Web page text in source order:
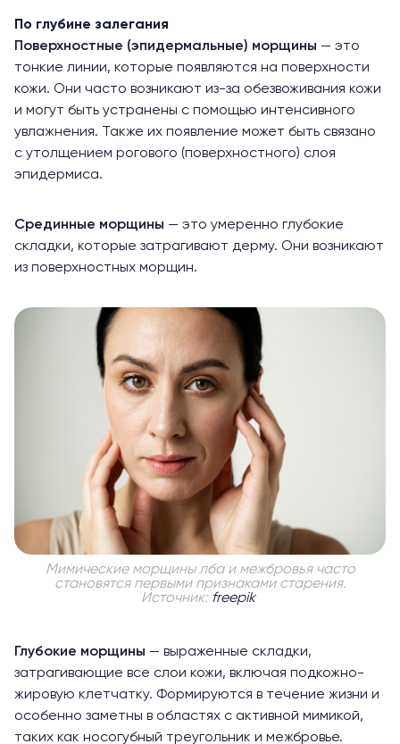
По глубине залегания
Поверхностные (эпидермальные) морщины — это
тонкие линии, которые появляются на поверхности
кожи. Они часто возникают из-за обезвоживания кожи
и могут быть устранены с помощью интенсивного
увлажнения. Также их появление может быть связано
с утолщением рогового (поверхностного) слоя
эпидермиса.
Срединные морщины — это умеренно глубокие
складки, которые затрагивают дерму. Они возникают
из поверхностных морщин.
Мимические морщины лба и межбровья часто
становятся первыми признаками старения.
Источник: freepik
Глубокие морщины — выраженные складки,
затрагивающие все слои кожи, включая подкожно-
жировую клетчатку. Формируются в течение жизни и
особенно заметны в областях с активной мимикой,
таких как носогубный треугольник и межбровье.